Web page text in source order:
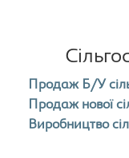
Продаж Б/У
Продаж нової
Виробництво